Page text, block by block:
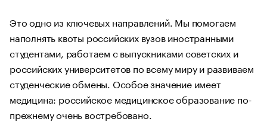
Это одно из ключевых направлений. Мы помогаем
наполнять квоты российских вузов иностранными
студентами, работаем с выпускниками советских и
российских университетов по всему миру и развиваем
студенческие обмены. Особое значение имеет
медицина: российское медицинское образование по-
прежнему очень востребовано.